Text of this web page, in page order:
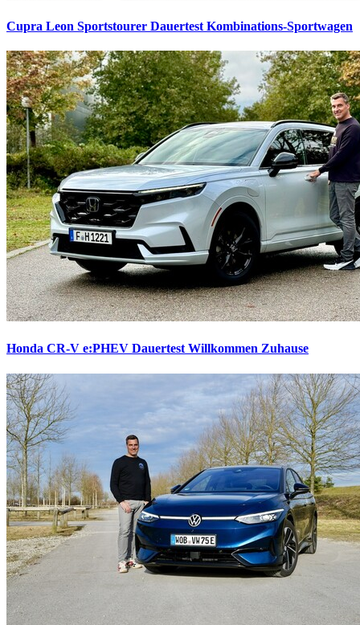
Cupra Leon Sportstourer Dauertest Kombinations-Sportwagen
Honda CR-V e:PHEV Dauertest Willkommen Zuhause